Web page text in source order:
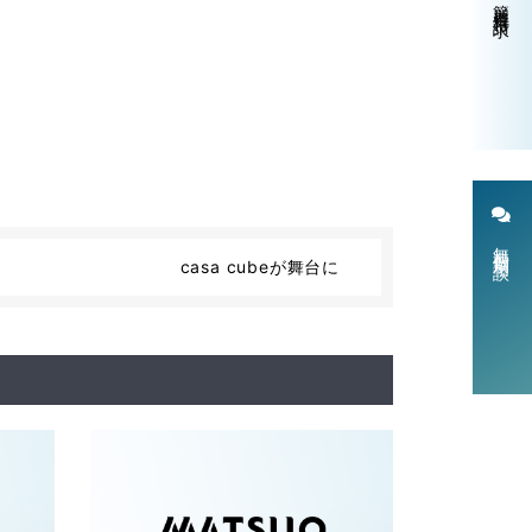
casa cubeが舞台に
無料個別相談